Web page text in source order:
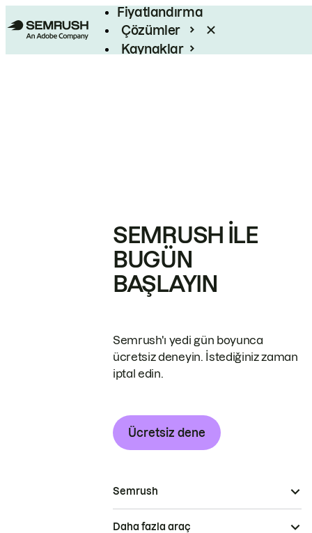
Fiyatlandırma
Çözümler
Kaynaklar
SEMRUSH ILE
BUGÜN
BAŞLAYIN
Semrush'ı yedi gün boyunca
ücretsiz deneyin. İstediğiniz zaman
iptal edin.
Ücretsiz dene
Semrush
Daha fazla araç